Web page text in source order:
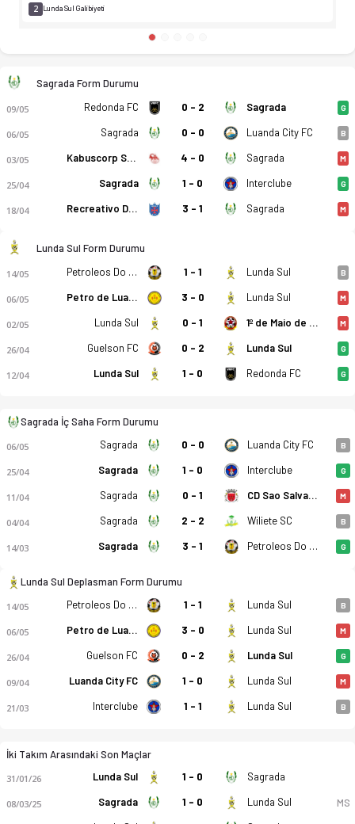
Sagrada Esperanca - CD Lunda Sul 1-1 bitti. Gol anları,
2 Lunda Sul Galibiyeti
Sagrada Form Durumu
09/05 Redonda FC 0 - 2 Sagrada G
06/05 Sagrada 0 - 0 Luanda City FC B
03/05 Kabuscorp SCP 4 - 0 Sagrada M
25/04 Sagrada 1 - 0 Interclube G
18/04 Recreativo Do Libolo 3 - 1 Sagrada M
Lunda Sul Form Durumu
14/05 Petroleos Do Lobito 1 - 1 Lunda Sul B
06/05 Petro de Luanda 3 - 0 Lunda Sul M
02/05 Lunda Sul 0 - 1 1º de Maio de Benguela M
26/04 Guelson FC 0 - 2 Lunda Sul G
12/04 Lunda Sul 1 - 0 Redonda FC G
Sagrada İç Saha Form Durumu
06/05 Sagrada 0 - 0 Luanda City FC B
25/04 Sagrada 1 - 0 Interclube G
11/04 Sagrada 0 - 1 CD Sao Salvador M
04/04 Sagrada 2 - 2 Wiliete SC B
14/03 Sagrada 3 - 1 Petroleos Do Lobito G
Lunda Sul Deplasman Form Durumu
14/05 Petroleos Do Lobito 1 - 1 Lunda Sul B
06/05 Petro de Luanda 3 - 0 Lunda Sul M
26/04 Guelson FC 0 - 2 Lunda Sul G
09/04 Luanda City FC 1 - 0 Lunda Sul M
21/03 Interclube 1 - 1 Lunda Sul B
İki Takım Arasındaki Son Maçlar
31/01/26 Lunda Sul 1 - 0 Sagrada
08/03/25 Sagrada 1 - 0 Lunda Sul MS